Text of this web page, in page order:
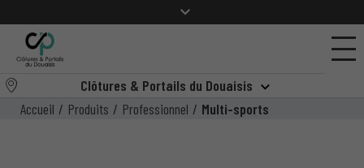
Clôtures & Portails du Douaisis
Accueil / Produits / Professionnel / Multi-sports